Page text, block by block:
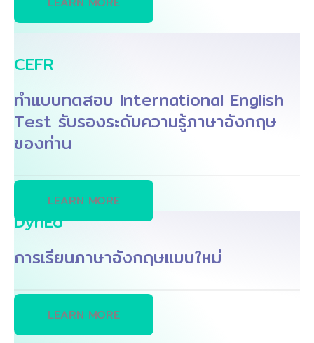
CEFR
ทำแบบทดสอบ International English
Test รับรองระดับความรู้ภาษาอังกฤษ
ของท่าน
LEARN MORE
DynEd
การเรียนภาษาอังกฤษแบบใหม่
LEARN MORE